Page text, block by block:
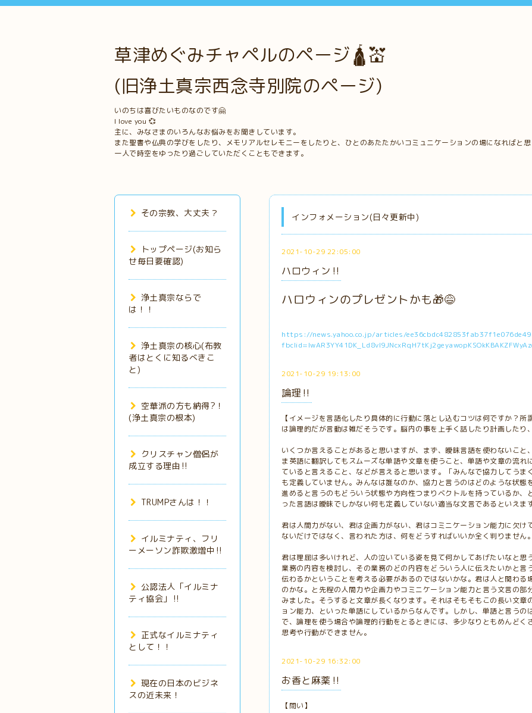
草津めぐみチャペルのページ🛕💒
(旧浄土真宗西念寺別院のページ)
いのちは喜びたいものなのです🤗
I love you 💞
主に、みなさまのいろんなお悩みをお聞きしています。
また聖書や仏典の学びをしたり、メモリアルセレモニーをしたりと、ひとのあたたかいコミュニケーションの場になればと思
一人で時空をゆったり過ごしていただくこともできます。
インフォメーション(日々更新中)
2021-10-29 22:05:00
ハロウィン‼️
ハロウィンのプレゼントかも🎁😅
https://news.yahoo.co.jp/articles/
2021-10-29 19:13:00
論理‼️
【イメージを言語化したり具体的に行動に落とし込むコツは何ですか？
は論理的だが言動は雑だそうです。脳内の事を上手く話したり計画したり
いくつか言えることがあると思いますが、まず、曖昧言語を使わないこと
ま英語に翻訳してもスムーズな単語や文章を使うこと、単語や文章の流れ
ていると言えること、などが言えると思います。「みんなで協力してう
も定義していません。みんなは誰なのか、協力と言うのはどのような状態
進めると言うのもどういう状態や方向性つまりベクトルを持っているか、
った言語は曖昧でしかない何も定義していない適当な文言であるといえます
君は人間力がない、君は企画力がない、君はコミニケーション能力に欠け
ないだけではなく、言われた方は、何をどうすればいいか全く判りません。
君は理屈は多いけれど、人の泣いている姿を見て何かしてあげたいなと思
業務の内容を検討し、その業務のどの内容をどういう人に伝えたいかと言
伝わるかということを考える必要があるのではないかな。君は人と関わる
のかな。と先程の人間力や企画力やコミニケーション能力と言う文言の部
みました。そうすると文章が長くなります。それはそもそもこの長い文章
ョン能力、といった単語にしているからなんです。しかし、単語と言うの
で、論理を使う場合や論理的行動をとるときには、多少なりともめんどく
思考や行動ができません。
2021-10-29 16:32:00
お香と麻薬‼️
【問い】
その宗教、大丈夫？
トップページ(お知ら
せ毎日要確認)
浄土真宗ならで
は！！
浄土真宗の核心(布教
者はとくに知るべきこ
と)
空華派の方も納得?！
(浄土真宗の根本)
クリスチャン僧侶が
成立する理由‼️
TRUMPさんは！！
イルミナティ、フリ
ーメーソン詐欺激増中‼️
公認法人「イルミナ
ティ協会」‼️
正式なイルミナティ
として！！
現在の日本のビジネ
スの近未来！